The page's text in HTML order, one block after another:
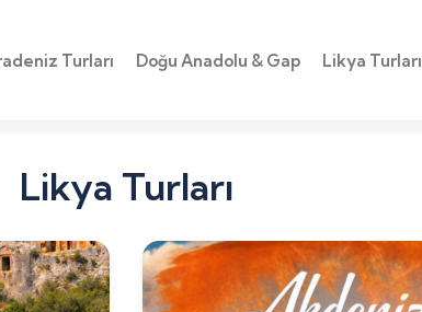
Turları Doğu Anadolu & Gap Likya Turları
Likya Turları